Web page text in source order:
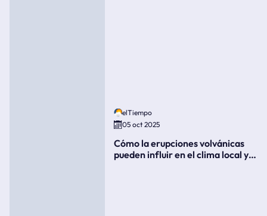
elTiempo
05 oct 2025
Cómo la erupciones volvánicas
pueden influir en el clima local y